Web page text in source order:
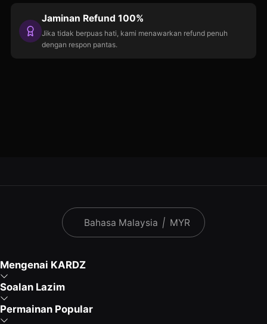
Jaminan Refund 100%
Jika tidak berpuas hati, kami menawarkan refund penuh
dengan respon pantas.
Bahasa Malaysia | MYR
Mengenai KARDZ
Soalan Lazim
Permainan Popular